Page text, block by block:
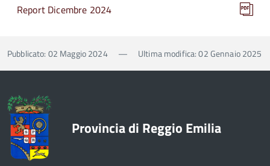
Report Dicembre 2024
Pubblicato: 02 Maggio 2024 — Ultima modifica: 02 Gennaio 2025
Provincia di Reggio Emilia